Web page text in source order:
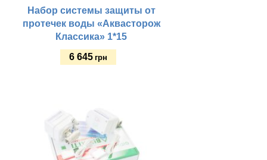
Набор системы защиты от
протечек воды «Аквасторож
Классика» 1*15
6 645 грн